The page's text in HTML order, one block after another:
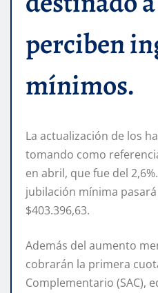
perciben
mínimos.
La actualización de los
tomando como
en abril, que fue del
jubilación mínima
$403.396,63.
Además del aumento
cobrarán la primera
Complementario (SAC),